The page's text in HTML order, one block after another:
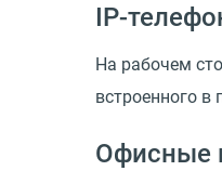
IP-
На рабочем
встроенного в
Офисные